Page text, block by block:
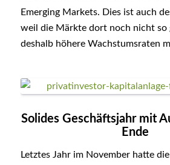
Emerging Markets. Dies ist auch
weil die Märkte dort noch nicht so
deshalb höhere Wachstumsraten
Solides Geschäftsjahr mit
Ende
Letztes Jahr im November hatte